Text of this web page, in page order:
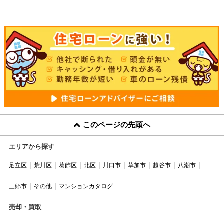
このページの先頭へ
エリアから探す
足立区 荒川区 葛飾区 北区 川口市 草加市 越谷市 八潮市
三郷市 その他 マンションカタログ
売却・買取